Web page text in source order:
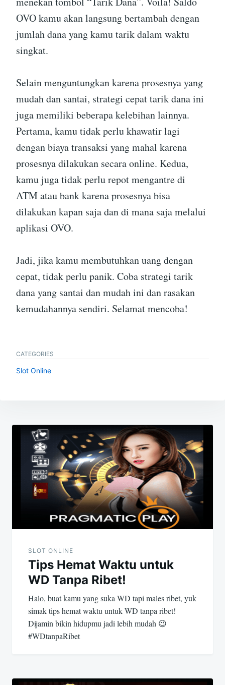
OVO kamu akan langsung bertambah dengan
jumlah dana yang kamu tarik dalam waktu
singkat.
Selain menguntungkan karena prosesnya yang
mudah dan santai, strategi cepat tarik dana ini
juga memiliki beberapa kelebihan lainnya.
Pertama, kamu tidak perlu khawatir lagi
dengan biaya transaksi yang mahal karena
prosesnya dilakukan secara online. Kedua,
kamu juga tidak perlu repot mengantre di
ATM atau bank karena prosesnya bisa
dilakukan kapan saja dan di mana saja melalui
aplikasi OVO.
Jadi, jika kamu membutuhkan uang dengan
cepat, tidak perlu panik. Coba strategi tarik
dana yang santai dan mudah ini dan rasakan
kemudahannya sendiri. Selamat mencoba!
CATEGORIES
Slot Online
Navigasi
SLOT ONLINE
Tips Hemat Waktu untuk
WD Tanpa Ribet!
Halo, buat kamu yang suka WD tapi males ribet, yuk
simak tips hemat waktu untuk WD tanpa ribet!
Dijamin bikin hidupmu jadi lebih mudah 😉
#WDtanpaRibet